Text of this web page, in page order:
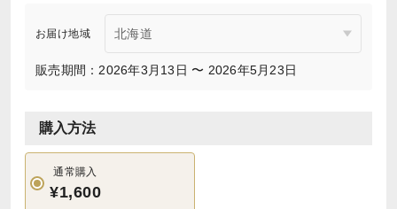
お届け地域
販売期間：2026年3月13日 〜 2026年5月23日
購入方法
通常購入
¥1,600